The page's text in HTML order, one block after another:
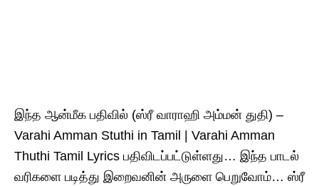
இந்த ஆன்மீக பதிவில் (ஸ்ரீ வாராஹி அம்மன் துதி) –
Varahi Amman Stuthi in Tamil | Varahi Amman
Thuthi Tamil Lyrics பதிவிடப்பட்டுள்ளது… இந்த பாடல்
வரிகளை படித்து இறைவனின் அருளை பெறுவோம்… ஸ்ரீ